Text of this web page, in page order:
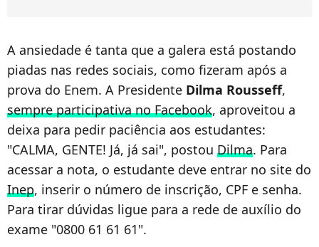
A ansiedade é tanta que a galera está postando
piadas nas redes sociais, como fizeram após a
prova do Enem. A Presidente Dilma Rousseff,
sempre participativa no Facebook, aproveitou a
deixa para pedir paciência aos estudantes:
"CALMA, GENTE! Já, já sai", postou Dilma. Para
acessar a nota, o estudante deve entrar no site do
Inep, inserir o número de inscrição, CPF e senha.
Para tirar dúvidas ligue para a rede de auxílio do
exame "0800 61 61 61".